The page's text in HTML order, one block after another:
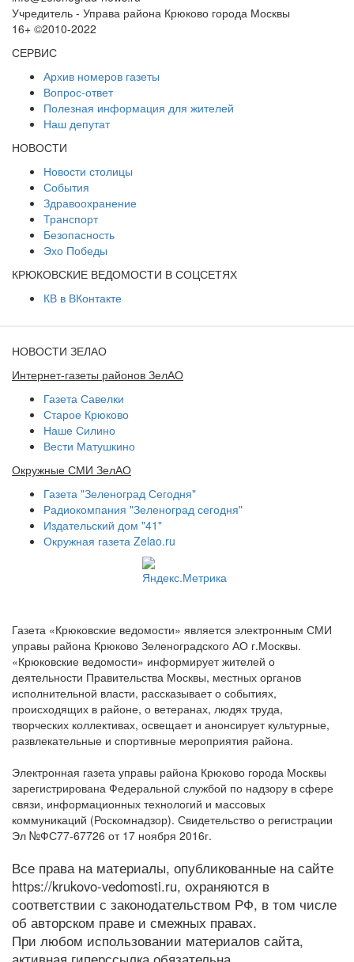
Учредитель - Управа района Крюково города Москвы
16+ ©2010-2022
СЕРВИС
Архив номеров газеты
Вопрос-ответ
Полезная информация для жителей
Наш депутат
НОВОСТИ
Новости столицы
События
Здравоохранение
Транспорт
Безопасность
Эхо Победы
КРЮКОВСКИЕ ВЕДОМОСТИ В СОЦСЕТЯХ
КВ в ВКонтакте
НОВОСТИ ЗЕЛАО
Интернет-газеты районов ЗелАО
Газета Савелки
Старое Крюково
Наше Силино
Вести Матушкино
Окружные СМИ ЗелАО
Газета "Зеленоград Сегодня"
Радиокомпания "Зеленоград сегодня"
Издательский дом "41"
Окружная газета Zelao.ru
Газета «Крюковские ведомости» является электронным СМИ
управы района Крюково Зеленоградского АО г.Москвы.
«Крюковские ведомости» информирует жителей о
деятельности Правительства Москвы, местных органов
исполнительной власти, рассказывает о событиях,
происходящих в районе, о ветеранах, людях труда,
творческих коллективах, освещает и анонсирует культурные,
развлекательные и спортивные мероприятия района.
Электронная газета управы района Крюково города Москвы
зарегистрирована Федеральной службой по надзору в сфере
связи, информационных технологий и массовых
коммуникаций (Роскомнадзор). Свидетельство о регистрации
Эл №ФС77-67726 от 17 ноября 2016г.
Все права на материалы, опубликованные на сайте
https://krukovo-vedomosti.ru, охраняются в
соответствии с законодательством РФ, в том числе
об авторском праве и смежных правах.
При любом использовании материалов сайта,